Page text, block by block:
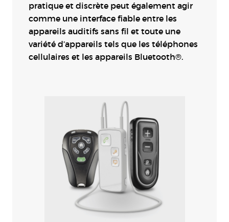
pratique et discrète peut également agir
comme une interface fiable entre les
appareils auditifs sans fil et toute une
variété d’appareils tels que les téléphones
cellulaires et les appareils Bluetooth®.